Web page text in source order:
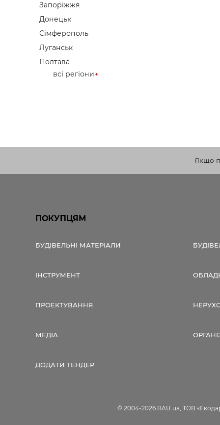
Запоріжжя
Донецьк
Сімферополь
Луганськ
Полтава
всі регіони
Якщо
ПОКУПЦЯМ
БУДІВЕЛЬНІ МАТЕРІАЛИ
ІНСТРУМЕНТ
ПРОЕКТУВАННЯ
МЕДІА
ДОДАТИ ТЕНДЕР
© 2004-2026 BAU.ua, ТОВ